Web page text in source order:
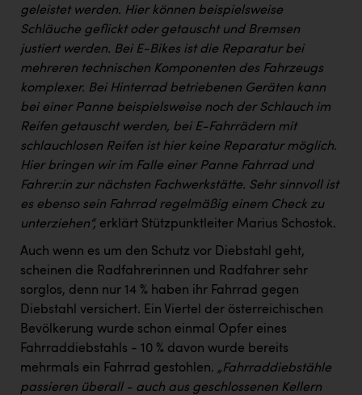
geleistet werden. Hier können beispielsweise
Schläuche geflickt oder getauscht und Bremsen
justiert werden. Bei E-Bikes ist die Reparatur bei
mehreren technischen Komponenten des Fahrzeugs
komplexer. Bei Hinterrad betriebenen Geräten kann
bei einer Panne beispielsweise noch der Schlauch im
Reifen getauscht werden, bei E-Fahrrädern mit
schlauchlosen Reifen ist hier keine Reparatur möglich.
Hier bringen wir im Falle einer Panne Fahrrad und
Fahrer:in zur nächsten Fachwerkstätte. Sehr sinnvoll ist
es ebenso sein Fahrrad regelmäßig einem Check zu
unterziehen“, erklärt Stützpunktleiter Marius Schostok.
Auch wenn es um den Schutz vor Diebstahl geht,
scheinen die Radfahrerinnen und Radfahrer sehr
sorglos, denn nur 14 % haben ihr Fahrrad gegen
Diebstahl versichert. Ein Viertel der österreichischen
Bevölkerung wurde schon einmal Opfer eines
Fahrraddiebstahls - 10 % davon wurde bereits
mehrmals ein Fahrrad gestohlen. „Fahrraddiebstähle
passieren überall - auch aus geschlossenen Kellern